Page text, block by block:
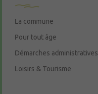
La commune
Pour tout âge
Démarches administratives
Loisirs & Tourisme